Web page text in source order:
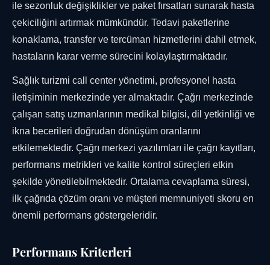
ile sezonluk değişiklikler ve paket fırsatları sunarak hasta
çekiciliğini artırmak mümkündür. Tedavi paketlerine
konaklama, transfer ve tercüman hizmetlerini dahil etmek,
hastaların karar verme sürecini kolaylaştırmaktadır.
Sağlık turizmi call center yönetimi, profesyonel hasta
iletişiminin merkezinde yer almaktadır. Çağrı merkezinde
çalışan satış uzmanlarının medikal bilgisi, dil yetkinliği ve
ikna becerileri doğrudan dönüşüm oranlarını
etkilemektedir. Çağrı merkezi yazılımları ile çağrı kayıtları,
performans metrikleri ve kalite kontrol süreçleri etkin
şekilde yönetilebilmektedir. Ortalama cevaplama süresi,
ilk çağrıda çözüm oranı ve müşteri memnuniyeti skoru en
önemli performans göstergeleridir.
Performans Kriterleri